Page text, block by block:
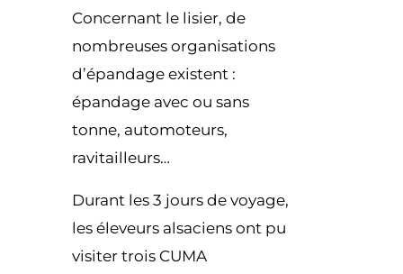
Concernant le lisier, de
nombreuses organisations
d’épandage existent :
épandage avec ou sans
tonne, automoteurs,
ravitailleurs…
Durant les 3 jours de voyage,
les éleveurs alsaciens ont pu
visiter trois CUMA